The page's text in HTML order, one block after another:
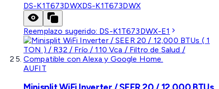
DS-K1T673DWXDS-K1T673DWX
Reemplazo sugerido: DS-K1T673DWX-E1
AUFIT